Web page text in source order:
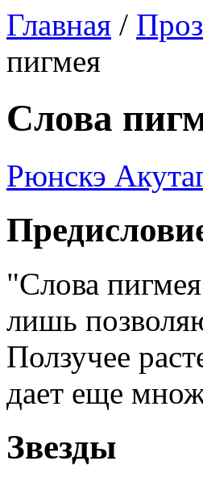
Главная /
пигмея
Слова
Рюнскэ
"Слова
лишь
Ползучее
дает еще
Звезды